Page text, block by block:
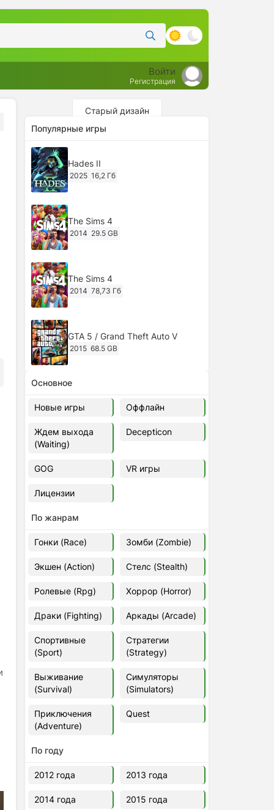
Войти
Регистрация
Старый дизайн
Популярные игры
Hades II
2025 16,2 Гб
The Sims 4
2014 29.5 GB
The Sims 4
2014 78,73 Гб
GTA 5 / Grand Theft Auto V
2015 68.5 GB
Ghost of Tsushima: Director's Cut
v.1053.8.1023.1614 [RePack
Decepticon] (2024)
2024
Cyberpunk 2077
49.4 GB
Ghost of Tsushima: Director's Cut
v.1053.9.0623.1807 [Папка
Euro Truck Simulator 2 v.1.60.1.7s
[Папка игры] (2012)
37,77 Гб
Forza Horizon 5 v.688.044
[Папка игры] (2021)
2021
V Rising
2024
Основное
Новые игры Оффлайн
Ждем выхода
(Waiting)
Decepticon
GOG VR игры
Лицензии
По жанрам
Гонки (Race) Зомби (Zombie)
Экшен (Action) Стелс (Stealth)
Ролевые (Rpg) Хоррор (Horror)
Драки (Fighting) Аркады (Arcade)
Спортивные
(Sport)
Стратегии
(Strategy)
Выживание
(Survival)
Симуляторы
(Simulators)
Приключения
(Adventure)
Quest
По году
2012 года 2013 года
2014 года 2015 года